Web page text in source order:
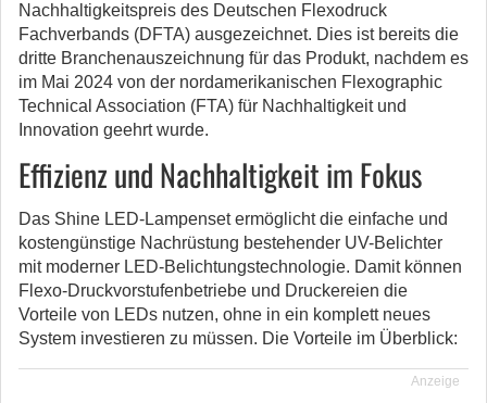
Nachhaltigkeitspreis des Deutschen Flexodruck
Fachverbands (DFTA) ausgezeichnet. Dies ist bereits die
dritte Branchenauszeichnung für das Produkt, nachdem es
im Mai 2024 von der nordamerikanischen Flexographic
Technical Association (FTA) für Nachhaltigkeit und
Innovation geehrt wurde.
Effizienz und Nachhaltigkeit im Fokus
Das Shine LED-Lampenset ermöglicht die einfache und
kostengünstige Nachrüstung bestehender UV-Belichter
mit moderner LED-Belichtungstechnologie. Damit können
Flexo-Druckvorstufenbetriebe und Druckereien die
Vorteile von LEDs nutzen, ohne in ein komplett neues
System investieren zu müssen. Die Vorteile im Überblick:
Anzeige